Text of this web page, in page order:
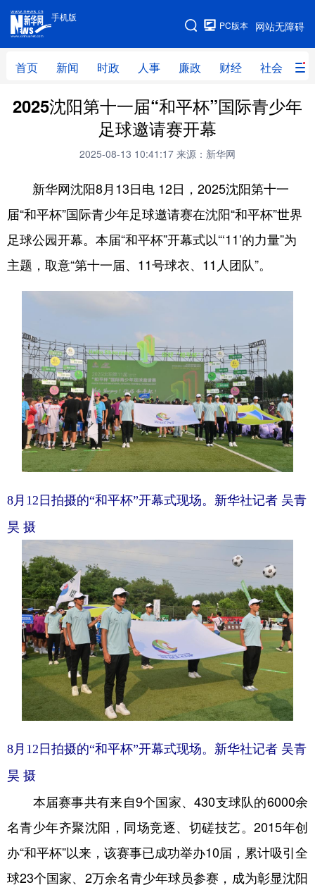
手机版
网站无障碍
PC版本
首页 新闻 时政 人事 廉政 财经 社会 科
手机版
网站地图
首页 新闻 时政 人事
财经 社会
体育 视频 直播 无人机
地方频道
浙江 江西
山东 河南 湖北 湖南
广东 广西 海南 重庆
四川 贵州 云南 西藏
陕西 青海 宁夏
多语种频道
English Español عربى
Русский язык 日本語 한국어
Deutsch Português
2025沈阳第十一届“和平杯”国际青少年
足球邀请赛开幕
2025-08-13 10:41:17 来源：新华网
新华网沈阳8月13日电 12日，2025沈阳第十一
届“和平杯”国际青少年足球邀请赛在沈阳“和平杯”世界
足球公园开幕。本届“和平杯”开幕式以“‘11’的力量”为
主题，取意“第十一届、11号球衣、11人团队”。
8月12日拍摄的“和平杯”开幕式现场。新华社记者 吴青
昊 摄
8月12日拍摄的“和平杯”开幕式现场。新华社记者 吴青
昊 摄
本届赛事共有来自9个国家、430支球队的6000余
名青少年齐聚沈阳，同场竞逐、切磋技艺。2015年创
办“和平杯”以来，该赛事已成功举办10届，累计吸引全
球23个国家、2万余名青少年球员参赛，成为彰显沈阳